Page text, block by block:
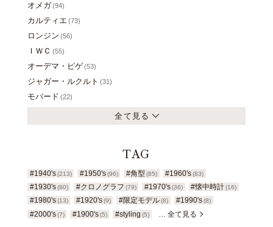
オメガ(94)
カルティエ (73)
ロンジン (56)
ＩＷＣ (55)
オーデマ・ピゲ(53)
ジャガー・ルクルト (31)
モバード (22)
全て見る
TAG
#1940's (213) #1950's(96) #角型 (85) #1960's (83)
#1930's (80) #クロノグラフ (79) #1970's(36) #懐中時計 (16)
#1980's (13) #1920's(9) #限定モデル(8) #1990's (8)
#2000's (7) #1900's(5) #styling (5) … 全て見る